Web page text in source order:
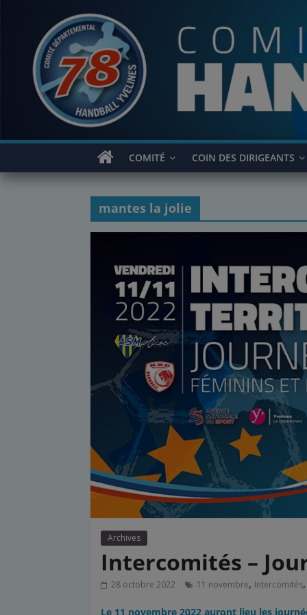
contenu
COMITÉ COIN DES DIRIGEANTS
mantes la jolie
Archives
Intercomités –
28 octobre 2022 11 novembre, Intercomités,
Le 11 novembre 2022 auront lieu les